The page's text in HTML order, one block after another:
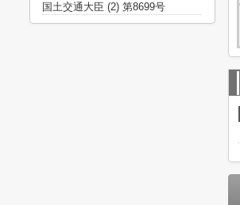
国土交通大臣 (2) 第8699号